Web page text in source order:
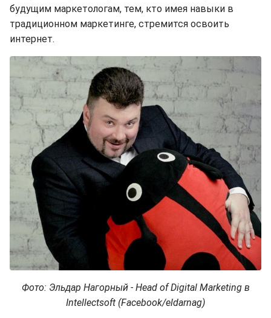
будущим маркетологам, тем, кто имея навыки в
традиционном маркетинге, стремится освоить
интернет.
Фото: Эльдар Нагорный - Head of Digital Marketing в
Intellectsoft (Facebook/eldarnag)